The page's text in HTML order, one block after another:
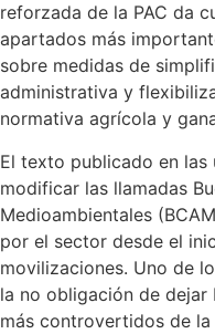
reforzada de la PAC da
apartados más
sobre medidas de
administrativa y
normativa agrícola y
El texto publicado en las
modificar las llamadas
Medioambientales
por el sector desde el
movilizaciones. Uno de
la no obligación de
más controvertidos de